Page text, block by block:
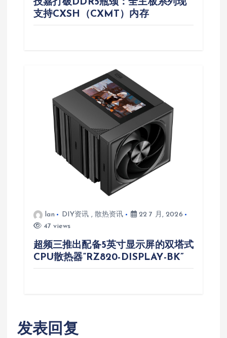
支持CXSH（CXMT）内存
lan DIY资讯 , 散热资讯
22 7 月, 2026
47 views
超频三推出配备5英寸显示屏的双塔式
CPU散热器“RZ820-DISPLAY-BK”
发表回复